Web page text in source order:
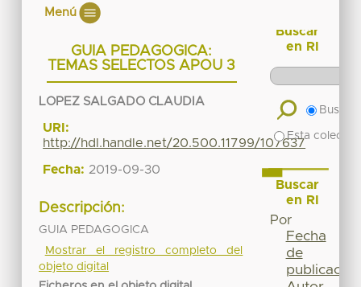
Menú
GUIA PEDAGOGICA:
TEMAS SELECTOS APOU 3
LOPEZ SALGADO CLAUDIA
URI:
http://hdl.handle.net/20.500.11799/107637
Fecha: 2019-09-30
Descripción:
GUIA PEDAGOGICA
Mostrar el registro completo del
objeto digital
Buscar
en RI
Buscar
Esta
Buscar
en RI
Por
Fecha
de
publicación